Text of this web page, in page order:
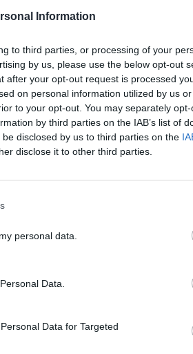
Information
to third parties, or processing of your
by us, please use the below opt-out
after your opt-out request is processed
on personal information utilized by us
to your opt-out. You may separately
by third parties on the IAB’s list of
disclosed by us to third parties on the
disclose it to other third parties.
personal data.
Data.
Data for Targeted
„Tegul jis nusiramina“
V. Rupšys susitiko su R. A.
aptartas divizijos pajėgumų
ginklų sistemų plėtimas
Žinios | Lietuvos diena
pratybų fazė: V. Rupšys
kaip vyks ir kuo išsiskirs
Lietuvoje pirmuosius